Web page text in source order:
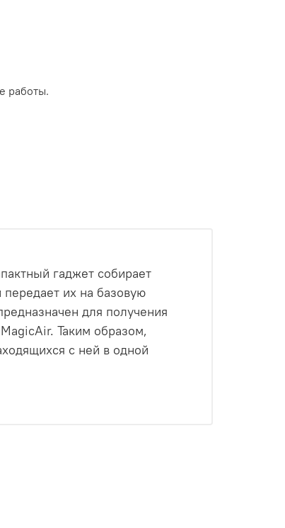
работы.
гаджет собирает
их на базовую
для получения
Таким образом,
с ней в одной